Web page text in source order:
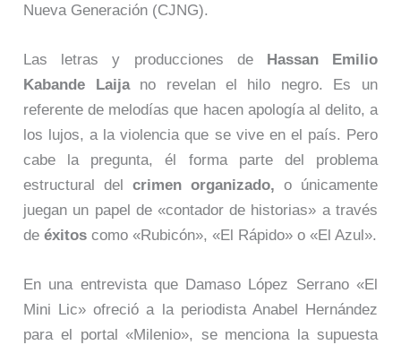
Nueva Generación (CJNG).
Las letras y producciones de
Hassan Emilio
Kabande Laija no revelan el hilo negro. Es un
referente de melodías que hacen apología al delito, a
los lujos, a la violencia que se vive en el país. Pero
cabe la pregunta, él forma parte del problema
estructural delcrimen organizado, o únicamente
juegan un papel de «contador de historias» a través
deéxitos como «Rubicón», «El Rápido» o «El Azul».
En una entrevista que Damaso López Serrano «El
Mini Lic» ofreció a la periodista Anabel Hernández
para el portal «Milenio», se menciona la supuesta